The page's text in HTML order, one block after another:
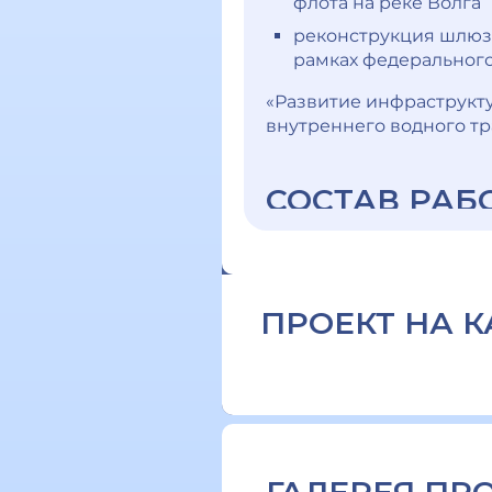
реконструкция
рамках
«Развитие
внутреннего водного
СОСТАВ
замена нижних
ПРОЕКТ НА